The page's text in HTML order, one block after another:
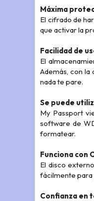
Máxima
El cifrado de
que activar la
Facilidad de
El
Además, con
nada te pare.
Se puede
My Passport
software de
formatear.
Funciona con
El disco
fácilmente para
Confianza en